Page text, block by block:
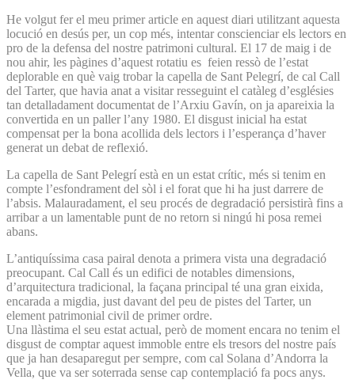
He volgut fer el meu primer article en aquest diari utilitzant aquesta
locució en desús per, un cop més, intentar conscienciar els lectors en
pro de la defensa del nostre patrimoni cultural. El 17 de maig i de
nou ahir, les pàgines d’aquest rotatiu es feien ressò de l’estat
deplorable en què vaig trobar la capella de Sant Pelegrí, de cal Call
del Tarter, que havia anat a visitar resseguint el catàleg d’esglésies
tan detalladament documentat de l’Arxiu Gavín, on ja apareixia la
convertida en un paller l’any 1980. El disgust inicial ha estat
compensat per la bona acollida dels lectors i l’esperança d’haver
generat un debat de reflexió.
La capella de Sant Pelegrí està en un estat crític, més si tenim en
compte l’esfondrament del sòl i el forat que hi ha just darrere de
l’absis. Malauradament, el seu procés de degradació persistirà fins a
arribar a un lamentable punt de no retorn si ningú hi posa remei
abans.
L’antiquíssima casa pairal denota a primera vista una degradació
preocupant. Cal Call és un edifici de notables dimensions,
d’arquitectura tradicional, la façana principal té una gran eixida,
encarada a migdia, just davant del peu de pistes del Tarter, un
element patrimonial civil de primer ordre.
Una llàstima el seu estat actual, però de moment encara no tenim el
disgust de comptar aquest immoble entre els tresors del nostre país
que ja han desaparegut per sempre, com cal Solana d’Andorra la
Vella, que va ser soterrada sense cap contemplació fa pocs anys.